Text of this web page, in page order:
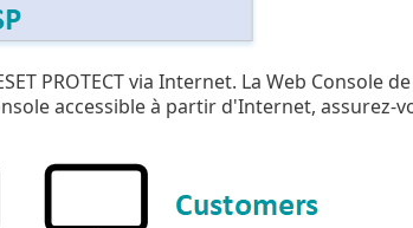
PROTECT via Internet. La Web Console de
accessible à partir d'Internet, assurez-